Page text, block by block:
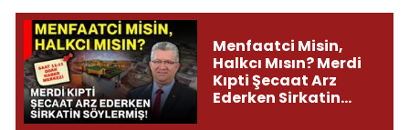
Menfaatci Misin,
Halkcı Mısın? Merdi
Kıpti Şecaat Arz
Ederken Sirkatin